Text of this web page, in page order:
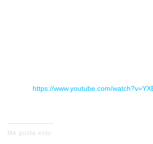
https://www.youtube.com/
Me gusta esto: